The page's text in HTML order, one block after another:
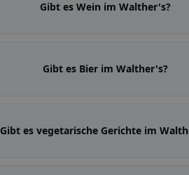
Gibt es Wein im Walther's?
Gibt es Bier im Walther's?
Gibt es vegetarische Gerichte im